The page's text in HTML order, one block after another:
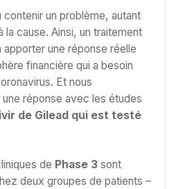
contenir un problème, autant
la cause. Ainsi, un traitement
une réponse réelle
financière qui a besoin
Et nous
réponse avec les études
de Gilead qui est testé
de Phase 3 sont
deux groupes de patients –